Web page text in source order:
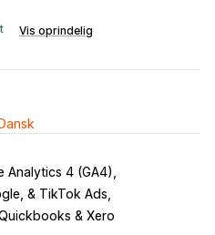
Vis oprindelig
Analytics 4 (GA4)
& TikTok Ads
& Xero